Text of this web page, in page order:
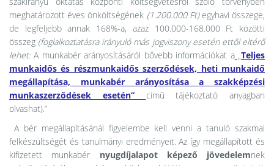
meghatározott éves önköltségének (1.200.000 Ft)egyhavi összege,
de legfeljebb annak 168%-a, azaz 100.000-168.000 Ft közötti
összeg (foglalkoztatásra irányuló más jogviszony esetén ettől eltérő
lehet:A munkabér arányosításáról bővebb információkat a„Teljes
munkaidős és részmunkaidős szerződések, heti munkaidő
megállapítása, munkabér arányosítása a szakképzési
munkaszerződések esetén” című tájékoztató anyagban
olvashat).”
A bér megállapításánál figyelembe kell venni a tanuló szakmai
felkészültségét és tanulmányi eredményeit. Az így megállapított és
kifizetett munkabér nyugdíjalapot képező jövedelemnek